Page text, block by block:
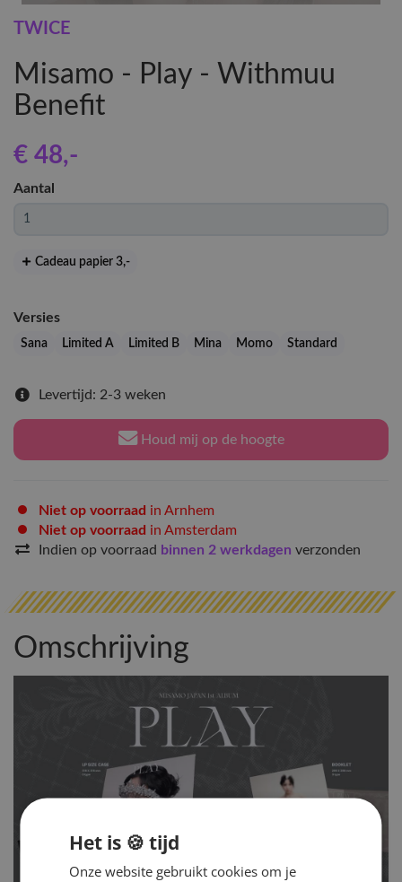
TWICE
Misamo - Play - Withmuu
Benefit
€ 48,-
Aantal
Cadeau papier 3,-
Versies
Sana Limited A Limited B Mina Momo Standard
Levertijd: 2-3 weken
Houd mij op de hoogte
Niet op voorraad in Arnhem
Niet op voorraad in Amsterdam
Indien op voorraad binnen 2 werkdagen verzonden
Omschrijving
Het is 🍪 tijd
Onze website gebruikt cookies om je